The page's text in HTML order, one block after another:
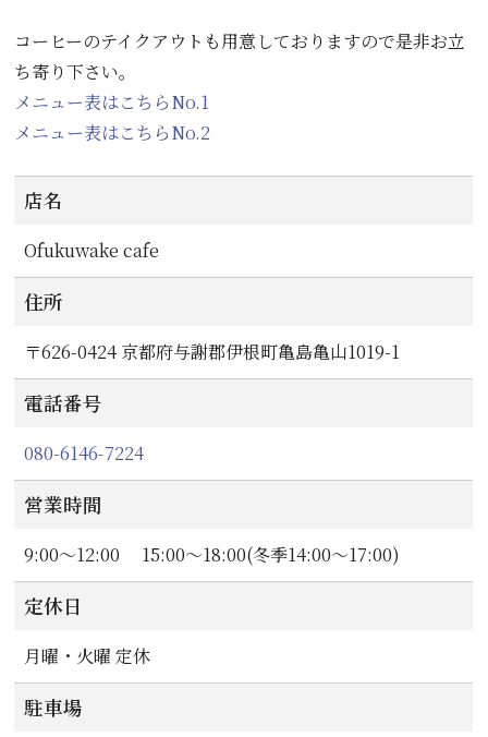
コーヒーのテイクアウトも用意しておりますので是非お立
ち寄り下さい。
メニュー表はこちらNo.1
メニュー表はこちらNo.2
店名
Ofukuwake cafe
住所
〒626-0424 京都府与謝郡伊根町亀島亀山1019-1
電話番号
080-6146-7224
営業時間
9:00〜12:00 15:00〜18:00(冬季14:00〜17:00)
定休日
月曜・火曜 定休
駐車場